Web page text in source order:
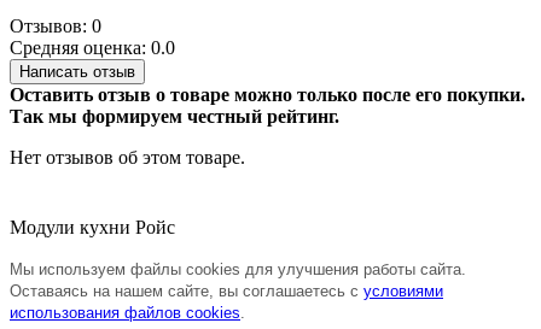
Отзывов: 0
Средняя оценка: 0.0
Написать отзыв
Оставить отзыв о товаре можно только после его покупки.
Так мы формируем честный рейтинг.
Нет отзывов об этом товаре.
Модули кухни Ройс
Мы используем файлы cookies для улучшения работы сайта.
Оставаясь на нашем сайте, вы соглашаетесь с условиями
использования файлов cookies.